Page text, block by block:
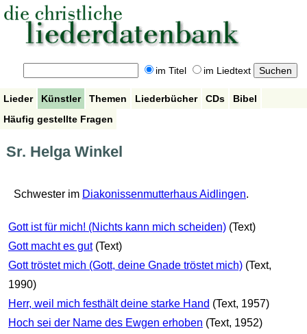
im Titel im Liedtext
Lieder Künstler Themen Liederbücher CDs
Bibel
Häufig gestellte Fragen
Sr. Helga Winkel
Schwester im Diakonissenmutterhaus Aidlingen.
Gott ist für mich! (Nichts kann mich scheiden) (Text)
Gott macht es gut (Text)
Gott tröstet mich (Gott, deine Gnade tröstet mich) (Text,
1990)
Herr, weil mich festhält deine starke Hand (Text, 1957)
Hoch sei der Name des Ewgen erhoben (Text, 1952)